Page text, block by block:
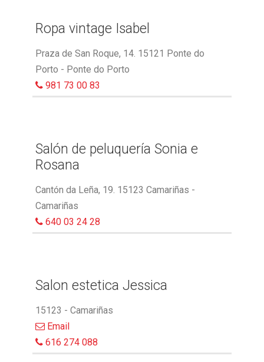
Ropa vintage Isabel
Praza de San Roque, 14. 15121 Ponte do
Porto - Ponte do Porto
981 73 00 83
Salón de peluquería Sonia e
Rosana
Cantón da Leña, 19. 15123 Camariñas -
Camariñas
640 03 24 28
Salon estetica Jessica
15123 - Camariñas
Email
616 274 088